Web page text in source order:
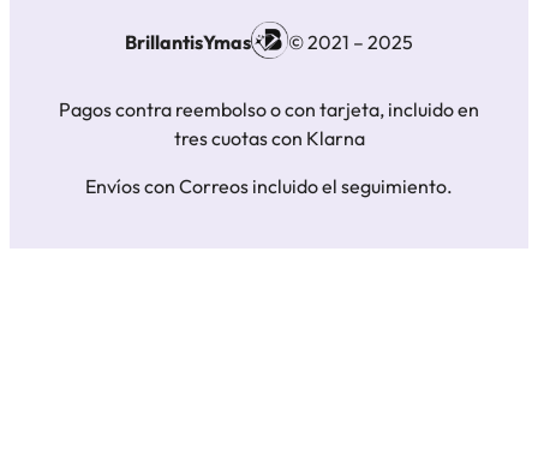
BrillantisYmas © 2021 – 2025
Pagos contra reembolso o con tarjeta, incluido en
tres cuotas con Klarna
Envíos con Correos incluido el seguimiento.